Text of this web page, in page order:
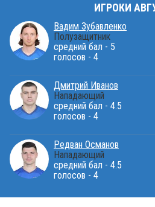
ИГРОКИ
Вадим Зубавленко
Полузащитник
средний бал - 5
голосов - 4
Дмитрий Иванов
Нападающий
средний бал - 4.5
голосов - 4
Редван Османов
Нападающий
средний бал - 4.5
голосов - 4